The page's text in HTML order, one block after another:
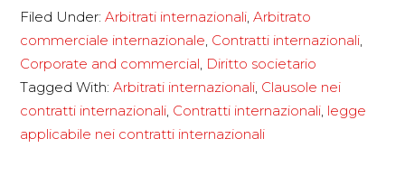
sono
le
leggi
applicabili
nei
Filed Under:Arbitrati internazionali,Arbitrato
commerciale internazionale, Contratti internazionali,
Corporate and commercial, Diritto societario
Tagged With:Arbitrati internazionali, Clausole nei
contratti internazionali, Contratti internazionali, legge
applicabile nei contratti internazionali